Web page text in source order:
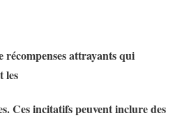
récompenses attrayants qui
les
Ces incitatifs peuvent inclure des